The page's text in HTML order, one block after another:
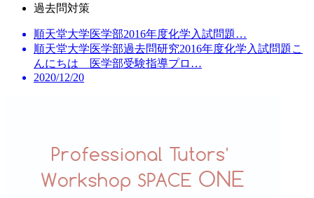
過去問対策
順天堂大学医学部2016年度化学入試問題…
順天堂大学医学部過去問研究2016年度化学入試問題こ
んにちは 医学部受験指導プロ…
2020/12/20